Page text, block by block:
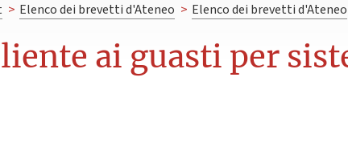
> Elenco dei brevetti d'Ateneo > Elenco dei brevetti d'Ateneo
ai guasti per